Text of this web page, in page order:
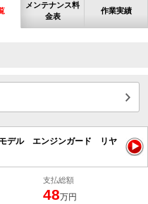
メンテナンス料
金表
作業実績
デル エンジンガード リヤ
支払総額
48万円